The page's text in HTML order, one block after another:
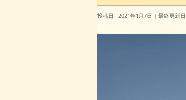
投稿日 : 2021年1月7日 最終更新